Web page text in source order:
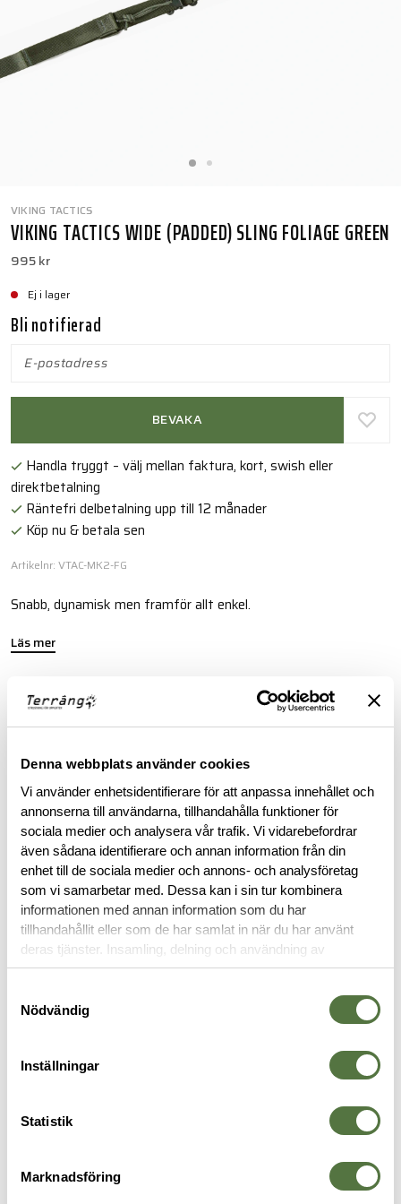
Denna webbplats använder cookies
Vi använder enhetsidentifierare för att anpassa innehållet och
annonserna till användarna, tillhandahålla funktioner för
sociala medier och analysera vår trafik. Vi vidarebefordrar
även sådana identifierare och annan information från din
enhet till de sociala medier och annons- och analysföretag
som vi samarbetar med. Dessa kan i sin tur kombinera
informationen med annan information som du har
tillhandahållit eller som de har samlat in när du har använt
deras tjänster. Insamling, delning och användning av
personuppgifter kan användas för personalisering av
Nödvändig
Inställningar
Statistik
Marknadsföring
VIKING TACTICS
VIKING TACTICS WIDE (PADDED) SLING FOLIAGE GREEN
995 kr
Ej i lager
Bli notifierad
BEVAKA
Handla tryggt – välj mellan faktura, kort, swish eller
direktbetalning
Räntefri delbetalning upp till 12 månader
Köp nu & betala sen
Artikelnr: VTAC-MK2-FG
Snabb, dynamisk men framför allt enkel.
Läs mer
FINNS I FÖLJANDE FÄRGER
BESKRIVNING
RECENSIONER
OM VARUMÄRKET